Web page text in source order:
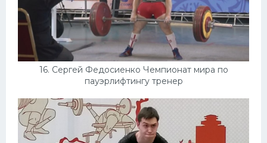
16. Сергей Федосиенко Чемпионат мира по
пауэрлифтингу тренер